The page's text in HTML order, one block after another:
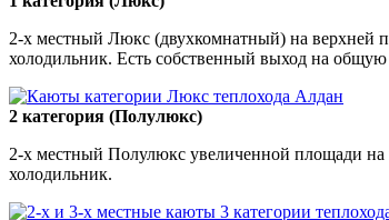
2-х местный Люкс (двухкомнатный) на верхней
холодильник. Есть собственный выход на общую
2 категория (Полулюкс)
2-х местный Полулюкс увеличенной площади на
холодильник.